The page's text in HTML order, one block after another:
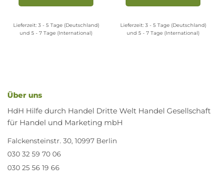
weist
Varianten
werden
Lieferzeit: 3 - 5 Tage (Deutschland)
und 5 - 7 Tage (International)
Lieferzeit: 3 - 5 Tage (Deutschland)
und 5 - 7 Tage (International)
Über uns
HdH Hilfe durch Handel Dritte Welt Handel Gesellschaft
für Handel und Marketing mbH
Falckensteinstr. 30, 10997 Berlin
030 32 59 70 06
030 25 56 19 66